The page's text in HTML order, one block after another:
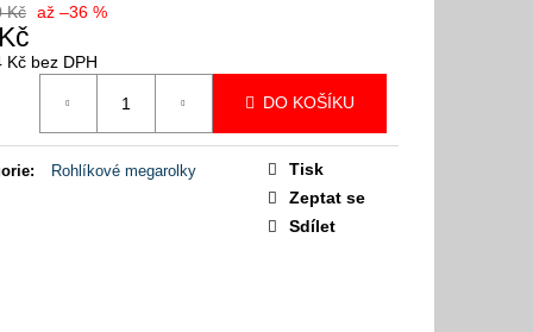
Kč až –36 %
Kč bez DPH
DO KOŠÍKU
: Rohlíkové megarolky
Tisk
Zeptat se
Sdílet